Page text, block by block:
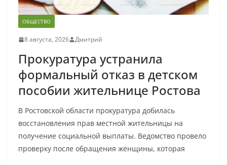
ОБЩЕСТВО
8 августа, 2026 Дмитрий
Прокуратура устранила
формальный отказ в детском
пособии жительнице Ростова
В Ростовской области прокуратура добилась
восстановления прав местной жительницы на
получение социальной выплаты. Ведомство провело
проверку после обращения женщины, которая